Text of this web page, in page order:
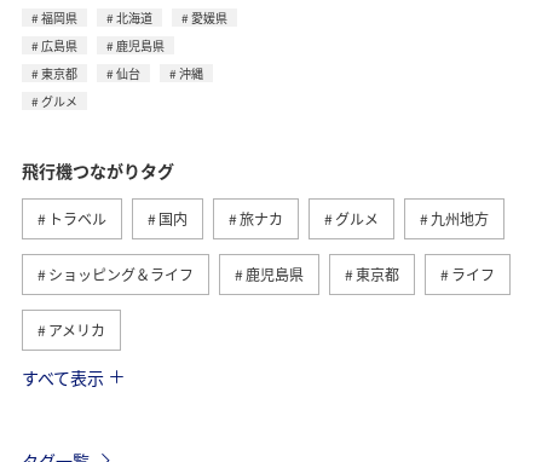
福岡県 北海道
愛媛県
広島県
鹿児島県
東京都
仙台
沖縄
グルメ
飛行機つながりタグ
トラベル 国内 旅ナカ グルメ 九州地方
ショッピング＆ライフ 鹿児島県 東京都 ライフ
アメリカ
海外
すべて表示